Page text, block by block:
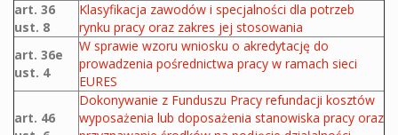
art. 36
ust. 8
Klasyfikacja zawodów i specjalności dla potrzeb
rynku pracy oraz zakres jej stosowania
art. 36e
ust. 4
W sprawie wzoru wniosku o akredytację do
prowadzenia pośrednictwa pracy w ramach sieci
EURES
art. 46
Dokonywanie z Funduszu Pracy refundacji kosztów
wyposażenia lub doposażenia stanowiska pracy oraz